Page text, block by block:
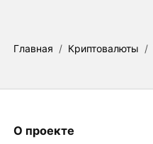
Главная / Криптовалюты /
О проекте